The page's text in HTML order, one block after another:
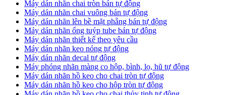
Máy dán nhãn chai tròn bán tự động
Máy dán nhãn chai vuông bán tự động
Máy dán nhãn lên bề mặt phẵng bán tự động
​Máy dán nhãn ống tuýp tube bán tự động
Máy dán nhãn thiết kế theo yêu cầu
​Máy dán nhãn keo nóng tự động
Máy dán nhãn decal tự động
Máy phóng nhãn màng co hộp, bình, lọ, hũ tự động
Máy dán nhãn hồ keo cho chai tròn tự động
Máy dán nhãn hồ keo cho hộp tròn tự động